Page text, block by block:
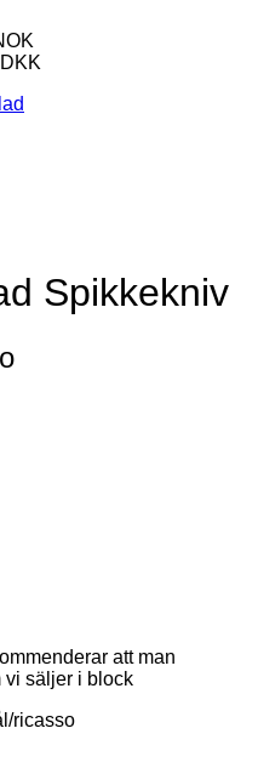
Spikkekniv
att man
vi säljer i block
ricasso